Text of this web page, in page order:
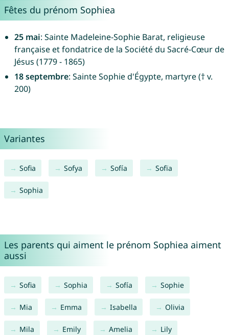
Fêtes du prénom Sophiea
25 mai: Sainte Madeleine-Sophie Barat, religieuse
française et fondatrice de la Société du Sacré-Cœur de
Jésus (1779 - 1865)
18 septembre: Sainte Sophie d'Égypte, martyre († v.
200)
Variantes
Sofia Sofya Sofía Sofïa
Sophia
Les parents qui aiment le prénom Sophiea aiment
aussi
Sofia Sophia Sofía Sophie
Mia Emma Isabella Olivia
Mila Emily Amelia Lily